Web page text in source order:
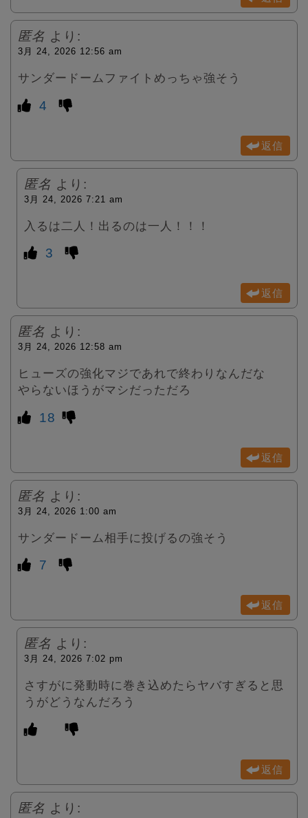
匿名 より:
3月 24, 2026 12:56 am
サンダードームファイトめっちゃ強そう
4
返信
匿名 より:
3月 24, 2026 7:21 am
入るは二人！出るのは一人！！！
3
返信
匿名 より:
3月 24, 2026 12:58 am
ヒューズの強化マジであれで終わりなんだな
やらないほうがマシだっただろ
18
返信
匿名 より:
3月 24, 2026 1:00 am
サンダードーム相手に投げるの強そう
7
返信
匿名 より:
3月 24, 2026 7:02 pm
さすがに発動時に巻き込めたらヤバすぎると思
うがどうなんだろう
返信
匿名 より: